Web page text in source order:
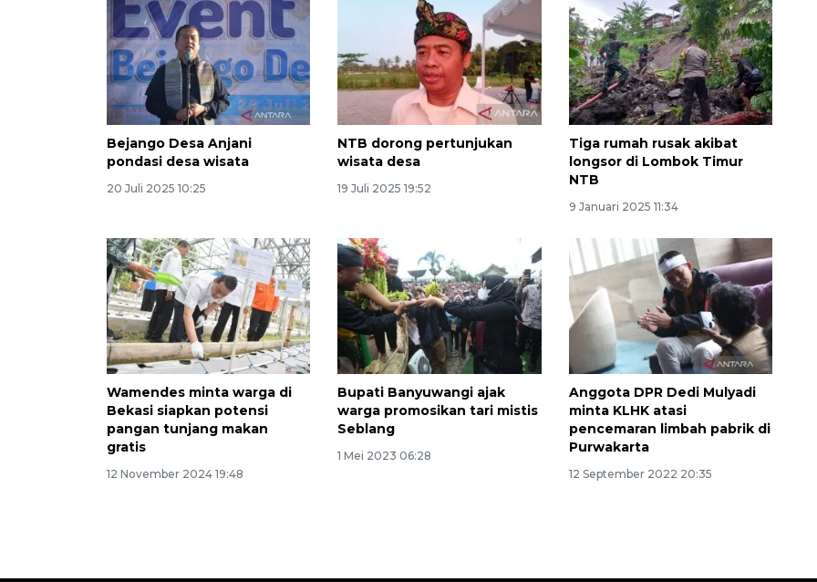
Bejango Desa Anjani
pondasi desa wisata
20 Juli 2025 10:25
NTB dorong pertunjukan
wisata desa
19 Juli 2025 19:52
Tiga rumah rusak akibat
longsor di Lombok Timur
NTB
9 Januari 2025 11:34
Wamendes minta warga di
Bekasi siapkan potensi
pangan tunjang makan
gratis
12 November 2024 19:48
Bupati Banyuwangi ajak
warga promosikan tari mistis
Seblang
1 Mei 2023 06:28
Anggota DPR Dedi Mulyadi
minta KLHK atasi
pencemaran limbah pabrik di
Purwakarta
12 September 2022 20:35
jaringan gas 2026
2026-08-07 18:00:00